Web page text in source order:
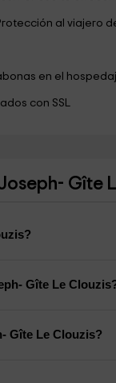
al viajero
en el
con SSL
Gîte
Gîte Le
Clot Saint-Joseph- Gîte Le Clouzis?